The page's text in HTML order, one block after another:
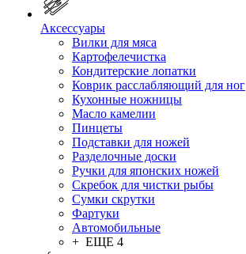
Аксессуары
Вилки для мяса
Картофелечистка
Кондитерские лопатки
Коврик расслабляющий для ног
Кухонные ножницы
Масло камелии
Пинцеты
Подставки для ножей
Разделочные доски
Ручки для японских ножей
Скребок для чистки рыбы
Сумки скрутки
Фартуки
Автомобильные
+ ЕЩЕ 4